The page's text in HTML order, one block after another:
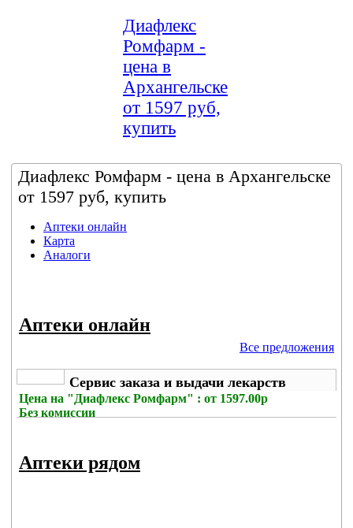
Диафлекс
Ромфарм -
цена в
Архангельске
от 1597 руб,
купить
Диафлекс Ромфарм - цена в Архангельске
от 1597 руб, купить
Аптеки онлайн
Карта
Аналоги
Аптеки онлайн
Все предложения
Сервис заказа и выдачи лекарств
Цена на "Диафлекс Ромфарм" : от 1597.00р
Без комиссии
Аптеки рядом